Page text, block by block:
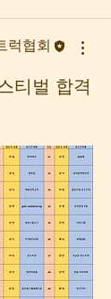
럭협회
티벌 합격